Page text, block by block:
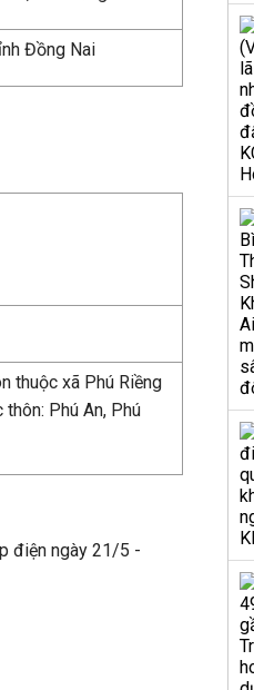
Đồng Nai
thuộc xã Phú Riềng
Phú An, Phú
điện ngày 21/5 -